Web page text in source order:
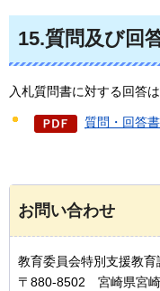
15.質問及び回
入札質問書に対する回答
質問・回答
お問い合わせ
教育委員会特別支援教育
〒880-8502 宮崎県宮